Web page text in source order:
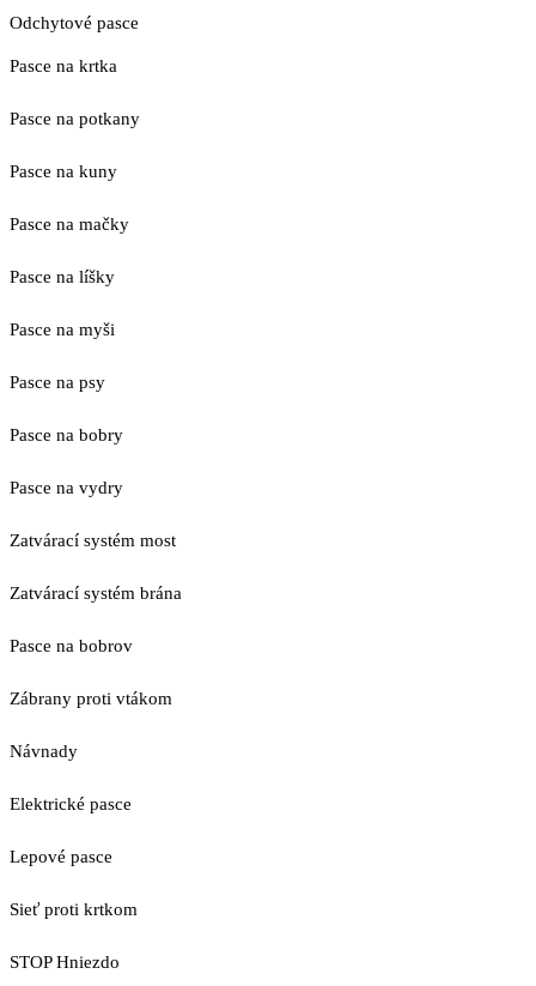
Odchytové pasce
Pasce na krtka
Pasce na potkany
Pasce na kuny
Pasce na mačky
Pasce na líšky
Pasce na myši
Pasce na psy
Pasce na bobry
Pasce na vydry
Zatvárací systém most
Zatvárací systém brána
Pasce na bobrov
Zábrany proti vtákom
Návnady
Elektrické pasce
Lepové pasce
Sieť proti krtkom
STOP Hniezdo